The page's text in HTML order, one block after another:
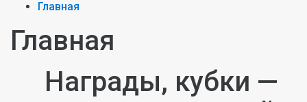
Главная
Главная
Награды, кубки —